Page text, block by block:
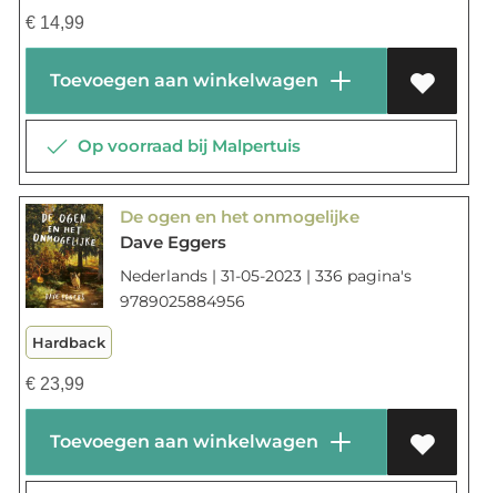
€14,99
Toevoegen aan winkelwagen
Op voorraad bij Malpertuis
De ogen en het onmogelijke
Dave Eggers
Nederlands | 31-05-2023 | 336 pagina's
9789025884956
Hardback
€23,99
Toevoegen aan winkelwagen